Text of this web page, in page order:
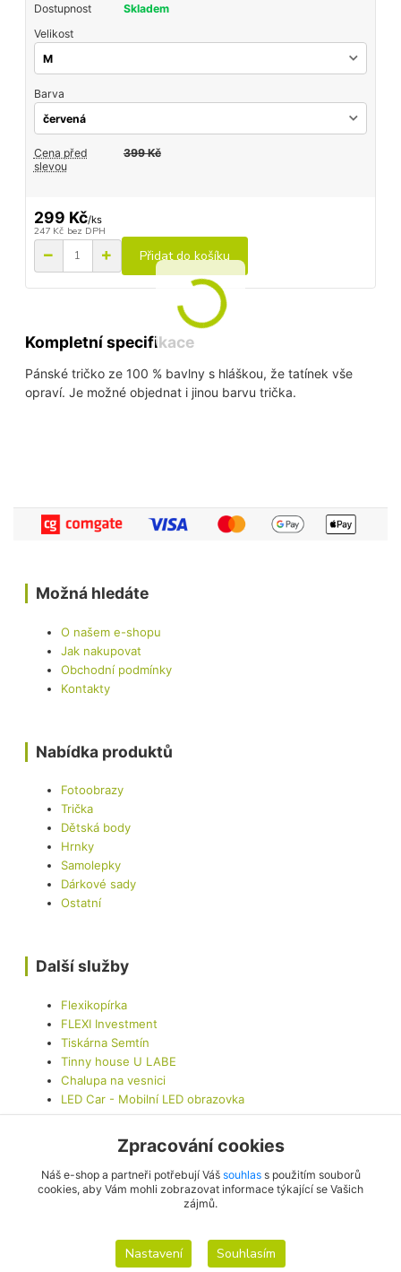
Dostupnost
Skladem
Velikost
Barva
Cena před
slevou
399 Kč
299 Kč/ks
247 Kč bez DPH
Přidat do košíku
Kompletní specifikace
Pánské tričko ze 100 % bavlny s hláškou, že tatínek vše
opraví. Je možné objednat i jinou barvu trička.
Možná hledáte
O našem e-shopu
Jak nakupovat
Obchodní podmínky
Kontakty
Nabídka produktů
Fotoobrazy
Trička
Dětská body
Hrnky
Samolepky
Dárkové sady
Ostatní
Další služby
Flexikopírka
FLEXI Investment
Tiskárna Semtín
Tinny house U LABE
Chalupa na vesnici
LED Car - Mobilní LED obrazovka
Zpracování cookies
Náš e-shop a partneři potřebují Váš souhlass použitím souborů
cookies, aby Vám mohli zobrazovat informace týkající se Vašich
zájmů.
Nastavení Souhlasím